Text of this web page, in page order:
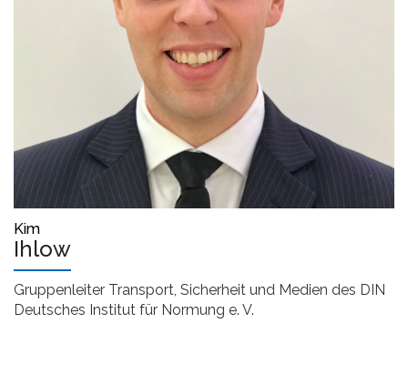
Kim
Ihlow
Gruppenleiter Transport, Sicherheit und Medien des DIN
Deutsches Institut für Normung e. V.